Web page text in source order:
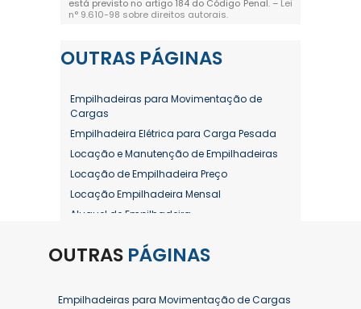
está previsto no artigo 184 do Código Penal. – Lei
n° 9.610-98 sobre direitos autorais.
OUTRAS PÁGINAS
Empilhadeiras para Movimentação de
Cargas
Empilhadeira Elétrica para Carga Pesada
Locação e Manutenção de Empilhadeiras
Locação de Empilhadeira Preço
Locação Empilhadeira Mensal
Aluguel de Empilhadeira
Aluguel de Empilhadeira Diária Valor
Aluguel de Empilhadeira Elétrica Preço
OUTRAS PÁGINAS
Empilhadeiras para Movimentação de Cargas